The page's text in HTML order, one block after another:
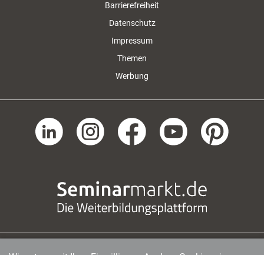
Barrierefreiheit
Datenschutz
Impressum
Themen
Werbung